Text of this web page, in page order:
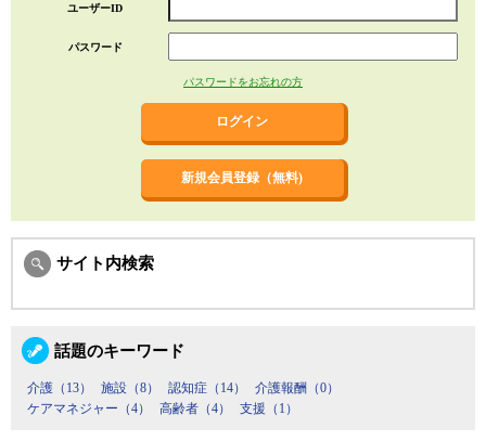
ユーザーID
パスワード
パスワードをお忘れの方
新規会員登録（無料)
サイト内検索
話題のキーワード
介護（13） 施設（8） 認知症（14）
介護報酬（0）
ケアマネジャー（4）
高齢者（4） 支援（1）